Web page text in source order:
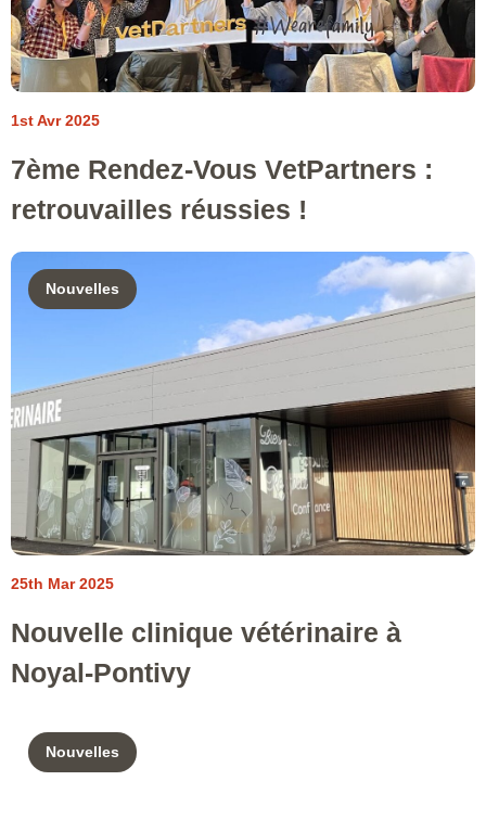
1st Avr 2025
7ème Rendez-Vous VetPartners :
retrouvailles réussies !
Nouvelles
25th Mar 2025
Nouvelle clinique vétérinaire à
Noyal-Pontivy
Nouvelles